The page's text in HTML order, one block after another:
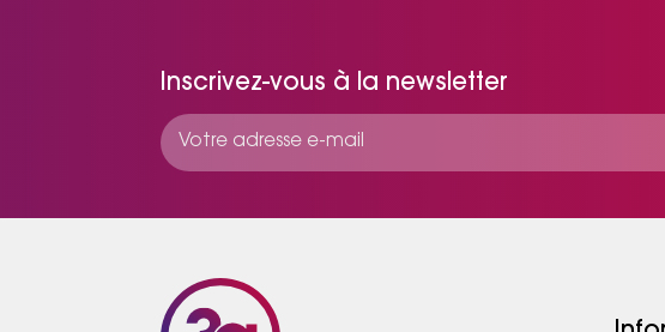
Inscrivez-vous à la newsletter